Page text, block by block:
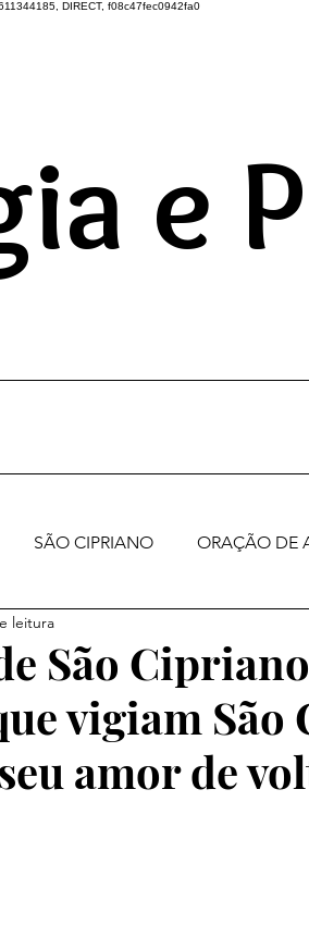
DIRECT, f08c47fec0942fa0
UNIVERSO
e
SÃO CIPRIANO ORAÇÃO DE
São
vigiam
amor de
leitura